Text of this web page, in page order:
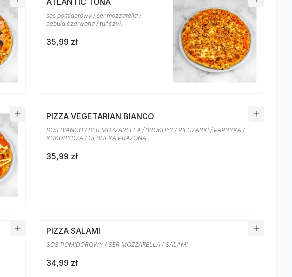
ATLANTIC TUNA
sos pomidorowy / ser mozzarella /
cebula czerwona / tuńczyk
35,99 zł
PIZZA VEGETARIAN BIANCO
SOS BIANCO / SER MOZZARELLA / BROKUŁY / PIECZARKI / PAPRYKA /
KUKURYDZA / CEBULKA PRAŻONA
35,99 zł
PIZZA SALAMI
SOS POMIDOROWY / SER MOZZARELLA / SALAMI
34,99 zł